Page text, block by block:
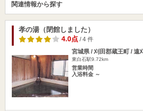
関連情報から探す
孝の湯（閉館しました）
4.0点 / 4 件
宮城県 / 刈田郡蔵王町 / 遠
東白石駅9.72km
営業時間
入浴料金 ～